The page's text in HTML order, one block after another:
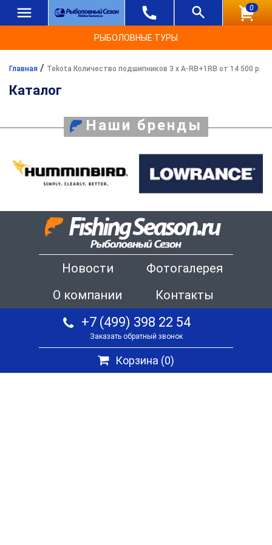
0
РЫБОЛОВНЫЕ ТУРЫ
Главная / Tekota Количество подшипников 3 x A-RB+1RB от 14 500 р.
Каталог
Наши бренды
Новости
Фотогалерея
О компании
Контакты
+7 (499) 398 22 54
Заказать обратный звонок
Корзина (0)